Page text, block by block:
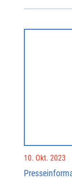
10. Okt. 2023